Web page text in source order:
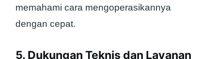
memahami cara mengoperasikannya
dengan cepat.
5. Dukungan Teknis dan Layanan